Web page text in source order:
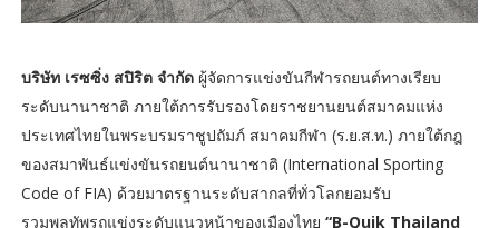
บริษัท เรซซิ่ง สปิริต จำกัดผู้จัดการแข่งขันกีฬารถยนต์ทางเรียบ
ระดับนานาชาติ ภายใต้การรับรองโดยราชยานยนต์สมาคมแห่ง
ประเทศไทยในพระบรมราชูปถัมภ์ สมาคมกีฬา (ร.ย.ส.ท.) ภายใต้กฎ
ของสมาพันธ์แข่งขันรถยนต์นานาชาติ (International Sporting
Code of FIA) ด้วยมาตรฐานระดับสากลที่ทั่วโลกยอมรับ
รวมพลทัพรถแข่งระดับแนวหน้าของเมืองไทย “B-Quik Thailand